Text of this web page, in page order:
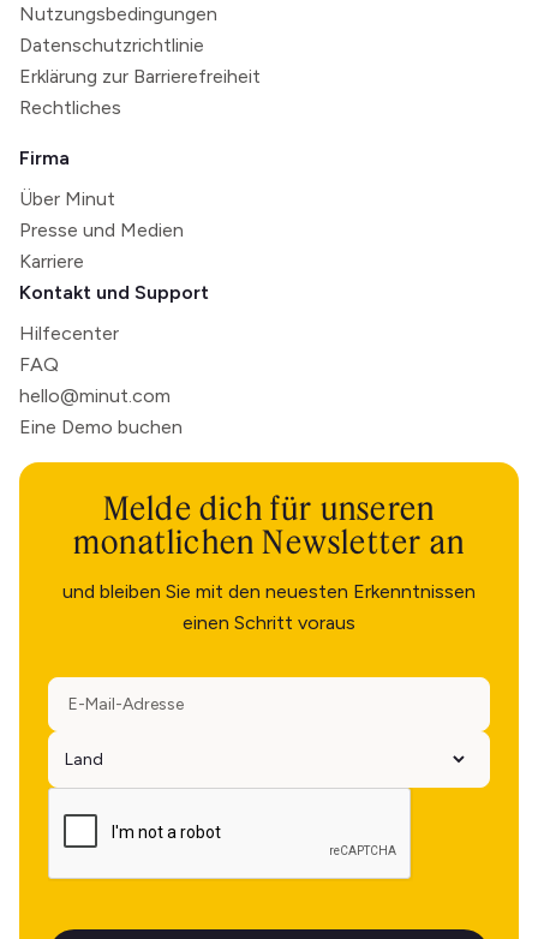
Nutzungsbedingungen
Datenschutzrichtlinie
Erklärung zur Barrierefreiheit
Rechtliches
Firma
Über Minut
Presse und Medien
Karriere
Kontakt und Support
Hilfecenter
FAQ
hello@minut.com
Eine Demo buchen
Melde dich für unseren
monatlichen Newsletter an
und bleiben Sie mit den neuesten Erkenntnissen
einen Schritt voraus